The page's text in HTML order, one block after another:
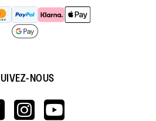
NOUS
HTTPS://
HTTPS://